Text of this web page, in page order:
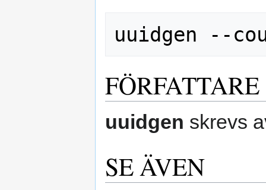
FÖRFATTARE
uuidgen skrevs
SE ÄVEN